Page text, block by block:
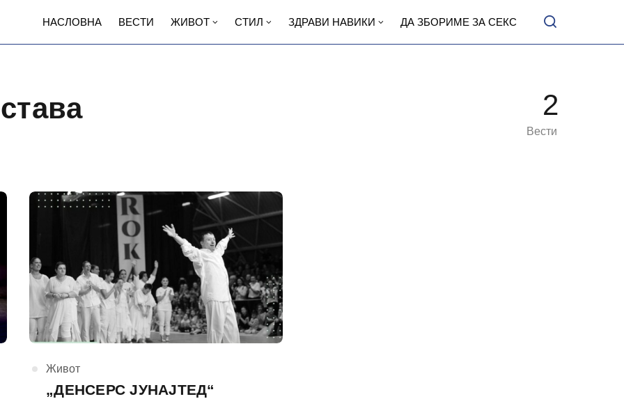
НАСЛОВНА ВЕСТИ ЖИВОТ СТИЛ ЗДРАВИ НАВИКИ ДА ЗБОРИМЕ ЗА СЕКС
2
Вести
КАтегорија
Живот
„ДЕНСЕРС ЈУНАЈТЕД“